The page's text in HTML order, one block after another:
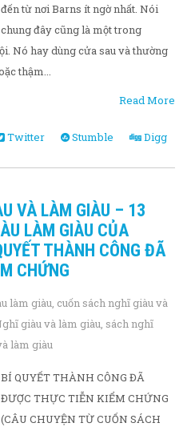
đến từ nơi Barns ít ngờ nhất. Nói
chung đây cũng là một trong
Nó hay dùng cửa sau và thường
thậm...
Read More
Twitter Stumble Digg
VÀ LÀM GIÀU – 13
LÀM GIÀU CỦA
THÀNH CÔNG ĐÃ
CHỨNG
làm giàu cuốn sách nghĩ giàu và
giàu và làm giàu sách nghĩ
làm giàu
BÍ QUYẾT THÀNH CÔNG ĐÃ
ĐƯỢC THỰC TIỄN KIỂM CHỨNG
(CÂU CHUYỆN TỪ CUỐN SÁCH